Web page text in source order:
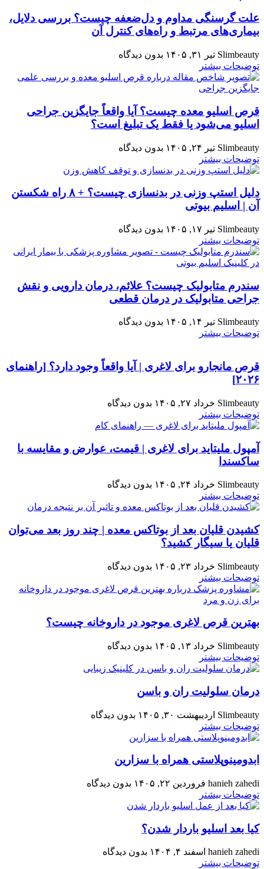
علت گرسنگی مداوم و دل‌ضعفه چیست؟ بررسی دلایل،
بیماری‌های مرتبط و راه‌های کنترل آن
Slimbeauty تیر ۳۱, ۱۴۰۵
بدون دیدگاه
توضیحات بیشتر
قرص اسلیو معده چیست؟ آیا واقعاً جایگزین جراحی
اسلیو می‌شود یا فقط یک تبلیغ است؟
Slimbeauty تیر ۲۴, ۱۴۰۵
بدون دیدگاه
توضیحات بیشتر
دلیل استپ وزنی در بدنسازی چیست؟ + ۸ راه شکستن
آن | اسلیم بیوتی
Slimbeauty تیر ۱۷, ۱۴۰۵
بدون دیدگاه
توضیحات بیشتر
سندرم متابولیک چیست؟ علائم، درمان دارویی و نقش
جراحی متابولیک در درمان قطعی
Slimbeauty تیر ۱۴, ۱۴۰۵
بدون دیدگاه
توضیحات بیشتر
قرص مانجارو برای لاغری | آیا واقعاً وجود دارد؟ [راهنمای
۲۰۲۶]
Slimbeauty خرداد ۲۷, ۱۴۰۵
بدون دیدگاه
توضیحات بیشتر
آمپول ملیتاید برای لاغری | قیمت، عوارض و مقایسه با
ساکسندا
Slimbeauty خرداد ۲۴, ۱۴۰۵
بدون دیدگاه
توضیحات بیشتر
کشیدن قلیان بعد از بوتاکس معده | چند روز بعد می‌توان
قلیان یا سیگار کشید؟
Slimbeauty خرداد ۲۳, ۱۴۰۵
بدون دیدگاه
توضیحات بیشتر
بهترین قرص لاغری موجود در داروخانه چیست؟
Slimbeauty خرداد ۱۳, ۱۴۰۵
بدون دیدگاه
توضیحات بیشتر
درمان سلولیت ران و باسن
Slimbeauty اردیبهشت ۳۰, ۱۴۰۵
بدون دیدگاه
توضیحات بیشتر
ابدومینوپلاستی همراه با سزارین
hanieh zahedi فروردین ۲۲, ۱۴۰۵
بدون دیدگاه
توضیحات بیشتر
کیا بعد اسلیو باردار شدن؟
hanieh zahedi اسفند ۴, ۱۴۰۴
بدون دیدگاه
توضیحات بیشتر